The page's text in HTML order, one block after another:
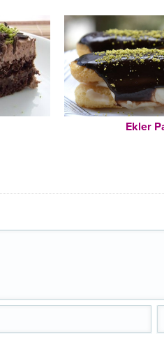
Ekler